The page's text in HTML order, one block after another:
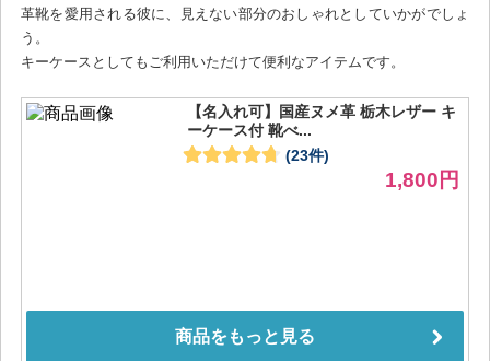
革靴を愛用される彼に、見えない部分のおしゃれとしていかがでしょ
う。
キーケースとしてもご利用いただけて便利なアイテムです。